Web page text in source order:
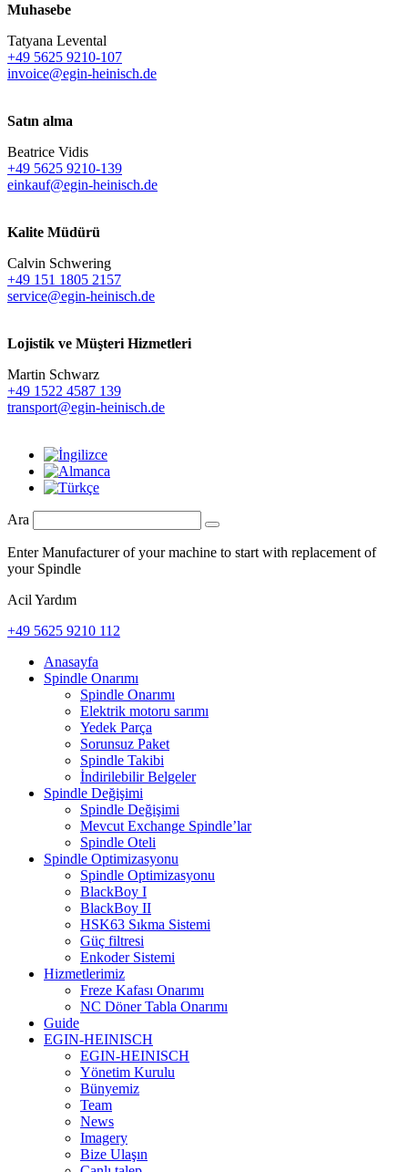
Muhasebe
Tatyana Levental
+49 5625 9210-107
invoice@egin-heinisch.de
Satın alma
Beatrice Vidis
+49 5625 9210-139
einkauf@egin-heinisch.de
Kalite Müdürü
Calvin Schwering
+49 151 1805 2157
service@egin-heinisch.de
Lojistik ve Müşteri Hizmetleri
Martin Schwarz
+49 1522 4587 139
transport@egin-heinisch.de
Ara
Enter Manufacturer of your machine to start with replacement of
your Spindle
Acil Yardım
+49 5625 9210 112
Anasayfa
Spindle Onarımı
Spindle Onarımı
Elektrik motoru sarımı
Yedek Parça
Sorunsuz Paket
Spindle Takibi
İndirilebilir Belgeler
Spindle Değişimi
Spindle Değişimi
Mevcut Exchange Spindle’lar
Spindle Oteli
Spindle Optimizasyonu
Spindle Optimizasyonu
BlackBoy I
BlackBoy II
HSK63 Sıkma Sistemi
Güç filtresi
Enkoder Sistemi
Hizmetlerimiz
Freze Kafası Onarımı
NC Döner Tabla Onarımı
Guide
EGIN-HEINISCH
EGIN-HEINISCH
Yönetim Kurulu
Bünyemiz
Team
News
Imagery
Bize Ulaşın